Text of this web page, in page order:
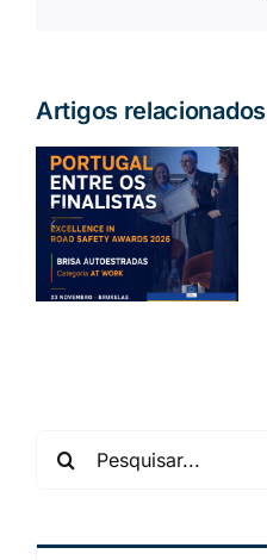
Artigos relacionados
Conduzir no
estrangeiro:
o que
precisa
saber